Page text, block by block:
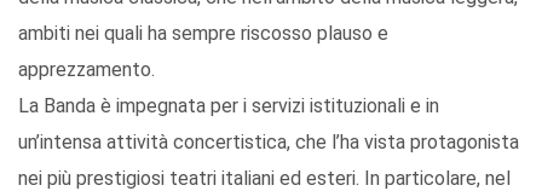
ambiti nei quali ha sempre riscosso plauso e
apprezzamento.
La Banda è impegnata per i servizi istituzionali e in
un’intensa attività concertistica, che l’ha vista protagonista
nei più prestigiosi teatri italiani ed esteri. In particolare, nel